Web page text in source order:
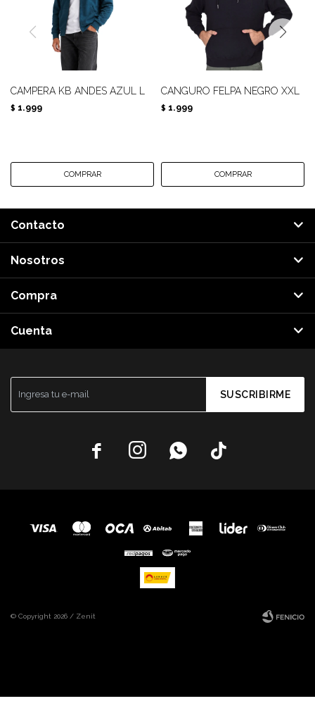
CAMPERA KB ANDES AZUL L
$ 1.999
CANGURO FELPA NEGRO XXL
$ 1.999
SUSCRIBIRME
   
Contacto
Nosotros
Compra
Cuenta
© Copyright 2026 / Zenit